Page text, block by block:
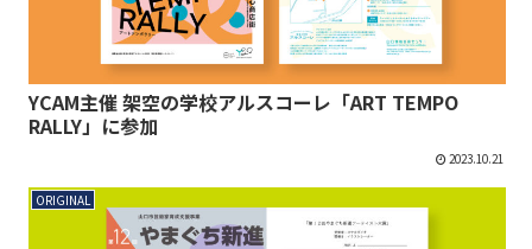
YCAM主催 架空の学校アルスコーレ「ART TEMPO
RALLY」に参加
2023.10.21
ORIGINAL